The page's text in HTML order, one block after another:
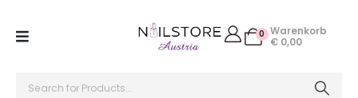
0 Warenkorb
€ 0,00